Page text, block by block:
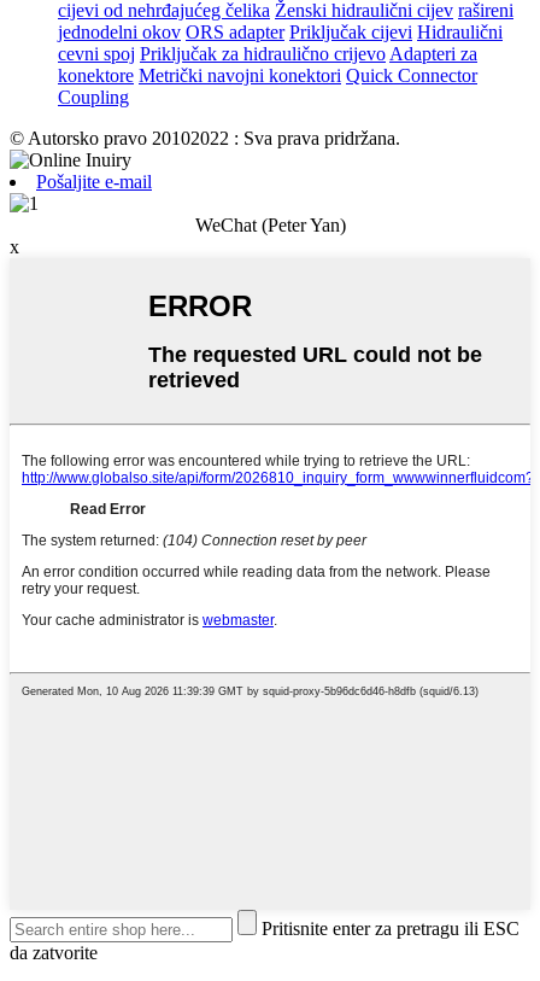
cijevi od nehrđajućeg čelika Ženski hidraulični cijev rašireni
jednodelni okov ORS adapter Priključak cijevi Hidraulični
cevni spoj Priključak za hidraulično crijevo Adapteri za
konektore Metrički navojni konektori Quick Connector
Coupling
© Autorsko pravo 20102022 : Sva prava pridržana.
Pošaljite e-mail
WeChat (Peter Yan)
x
Pritisnite enter za pretragu ili ESC
da zatvorite